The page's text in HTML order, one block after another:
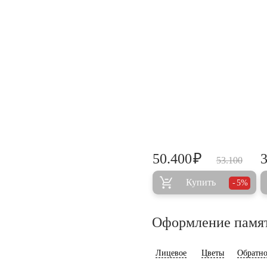
53.100
50.400₽
Купить 5%
Оформление
Лицевое Цветы